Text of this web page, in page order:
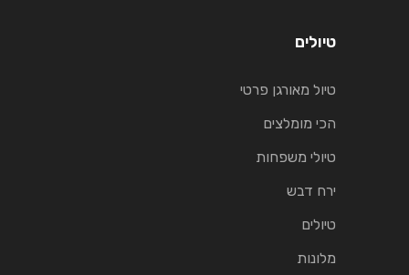
טיולים
טיול מאורגן פרטי
הכי מומלצים
טיולי משפחות
ירח דבש
טיולים
מלונות